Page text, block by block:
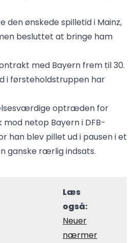
den ønskede spilletid i Mainz,
besluttet at bringe ham
med Bayern frem til 30.
i førsteholdstruppen har
optræden for
mod netop Bayern i DFB-
han blev pillet ud i pausen i et
ganske rærlig indsats.
Læs
også:
Neuer
nærmer